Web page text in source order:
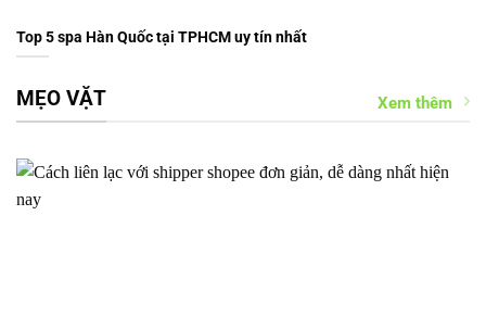
Top 5 spa Hàn Quốc tại TPHCM uy tín nhất
MẸO VẶT Xem thêm